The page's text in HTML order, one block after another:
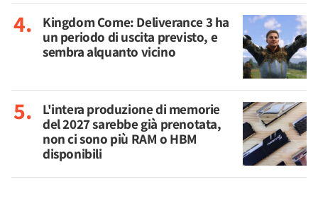
Kingdom Come: Deliverance 3 ha
un periodo di uscita previsto, e
sembra alquanto vicino
L'intera produzione di memorie
del 2027 sarebbe già prenotata,
non ci sono più RAM o HBM
disponibili